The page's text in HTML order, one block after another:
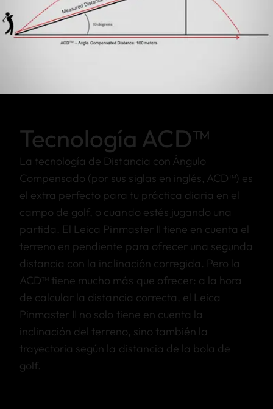
Tecnología ACD™
La tecnología de Distancia con Ángulo
Compensado (por sus siglas en inglés, ACD™) es
el extra perfecto para tu práctica diaria en el
campo de golf, o cuando estés jugando una
partida. El Leica Pinmaster II tiene en cuenta el
terreno en pendiente para ofrecer una segunda
distancia con la inclinación corregida. Pero la
ACD™ tiene mucho más que ofrecer: a la hora
de calcular la distancia correcta, el Leica
Pinmaster II no solo tiene en cuenta la
inclinación del terreno, sino también la
trayectoria según la distancia de la bola de
golf.